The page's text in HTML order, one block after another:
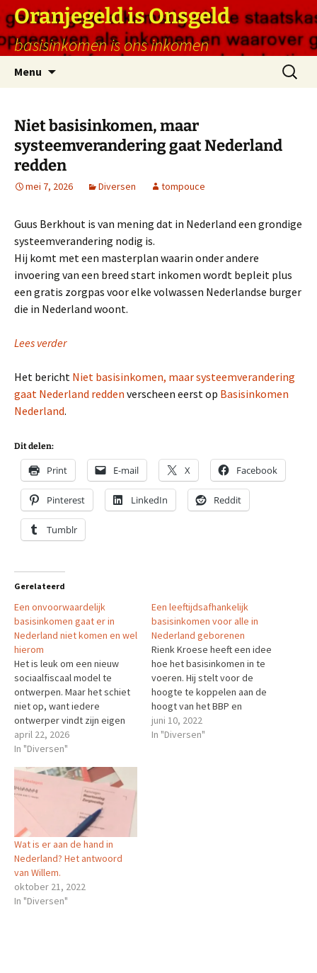
naar
de
inhoud
Oranjegeld is Onsgeld
basisinkomen is ons inkomen
Menu
Zoeken
naar:
Niet basisinkomen, maar
systeemverandering gaat Nederland
redden
mei 7, 2026 Diversen tompouce
Guus Berkhout is van mening dat in Nederland een grondige
systeemverandering nodig is.
Hij komt met een masterplan waarin onder andere
invoering van een breed start inkomen wordt bepleit plus
een gratis zorgpas voor elke volwassen Nederlandse burger
die in Nederland woont.
Lees verder
Het bericht Niet basisinkomen, maar systeemverandering
gaat Nederland redden verscheen eerst op Basisinkomen
Nederland.
Dit delen:
Print E-mail X Facebook
Pinterest LinkedIn Reddit
Tumblr
Gerelateerd
Een onvoorwaardelijk
basisinkomen gaat er in
Nederland niet komen en wel
hierom
Het is leuk om een nieuw
sociaalfiscaal model te
ontwerpen. Maar het schiet
niet op, want iedere
ontwerper vindt zijn eigen
idee het beste. Alle politieke
partijelites houden
partijen waar veel leden er
wel voor zijn. Als niet
duidelijk wordt dat een
stelsel met basisinkomen
en…
april 22, 2026
In "Diversen"
Een leeftijdsafhankelijk
basisinkomen voor alle in
Nederland geborenen
Rienk Kroese heeft een idee
hoe het basisinkomen in te
voeren. Hij stelt voor de
hoogte te koppelen aan de
hoogt van het BBP en
afhankelijk te maken van de
leeftijd. Wel is hij behoorlijk
juni 10, 2022
In "Diversen"
Wat is er aan de hand in
Nederland? Het antwoord
van Willem.
oktober 21, 2022
In "Diversen"